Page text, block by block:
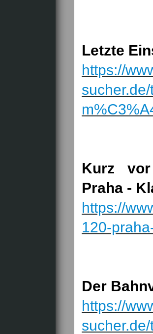
Letzte
https://
Kurz
Praha -
https://
120-
Der
https://